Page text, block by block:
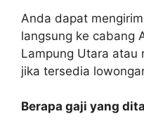
Anda dapat
langsung ke cabang
Lampung Utara atau
jika tersedia
Berapa gaji yang